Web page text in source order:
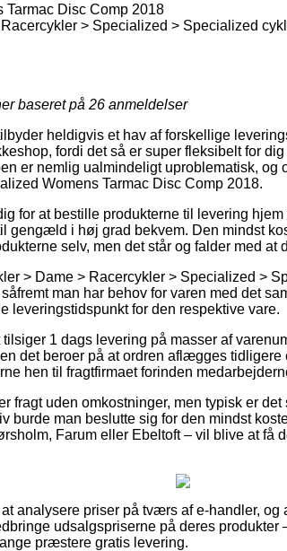
Tarmac Disc Comp 2018
> Specialized > Specialized
baseret på 26 anmeldelser
heldigvis et hav af forskellige
fordi det så er super fleksibelt for
er nemlig ualmindeligt uproblematisk, og
Womens Tarmac Disc Comp 2018.
for at bestille produkterne til levering
gengæld i høj grad bekvem. Den mindst
selv, men det står og falder med
> Dame > Racercykler > Specialized >
man har behov for varen med det
leveringstidspunkt for den respektive vare.
1 dags levering på masser af
det beroer på at ordren aflægges
hen til fragtfirmaet forinden
fragt uden omkostninger, men typisk er
burde man beslutte sig for den mindst
Farum eller Ebeltoft – vil blive at få
analysere priser på tværs af e-handler,
udsalgspriserne på deres
præstere gratis levering.